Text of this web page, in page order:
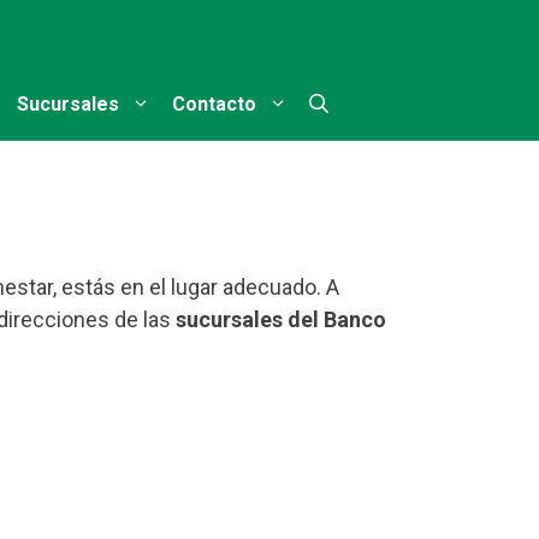
Sucursales Contacto
estás en el lugar adecuado. A
de las sucursales del Banco